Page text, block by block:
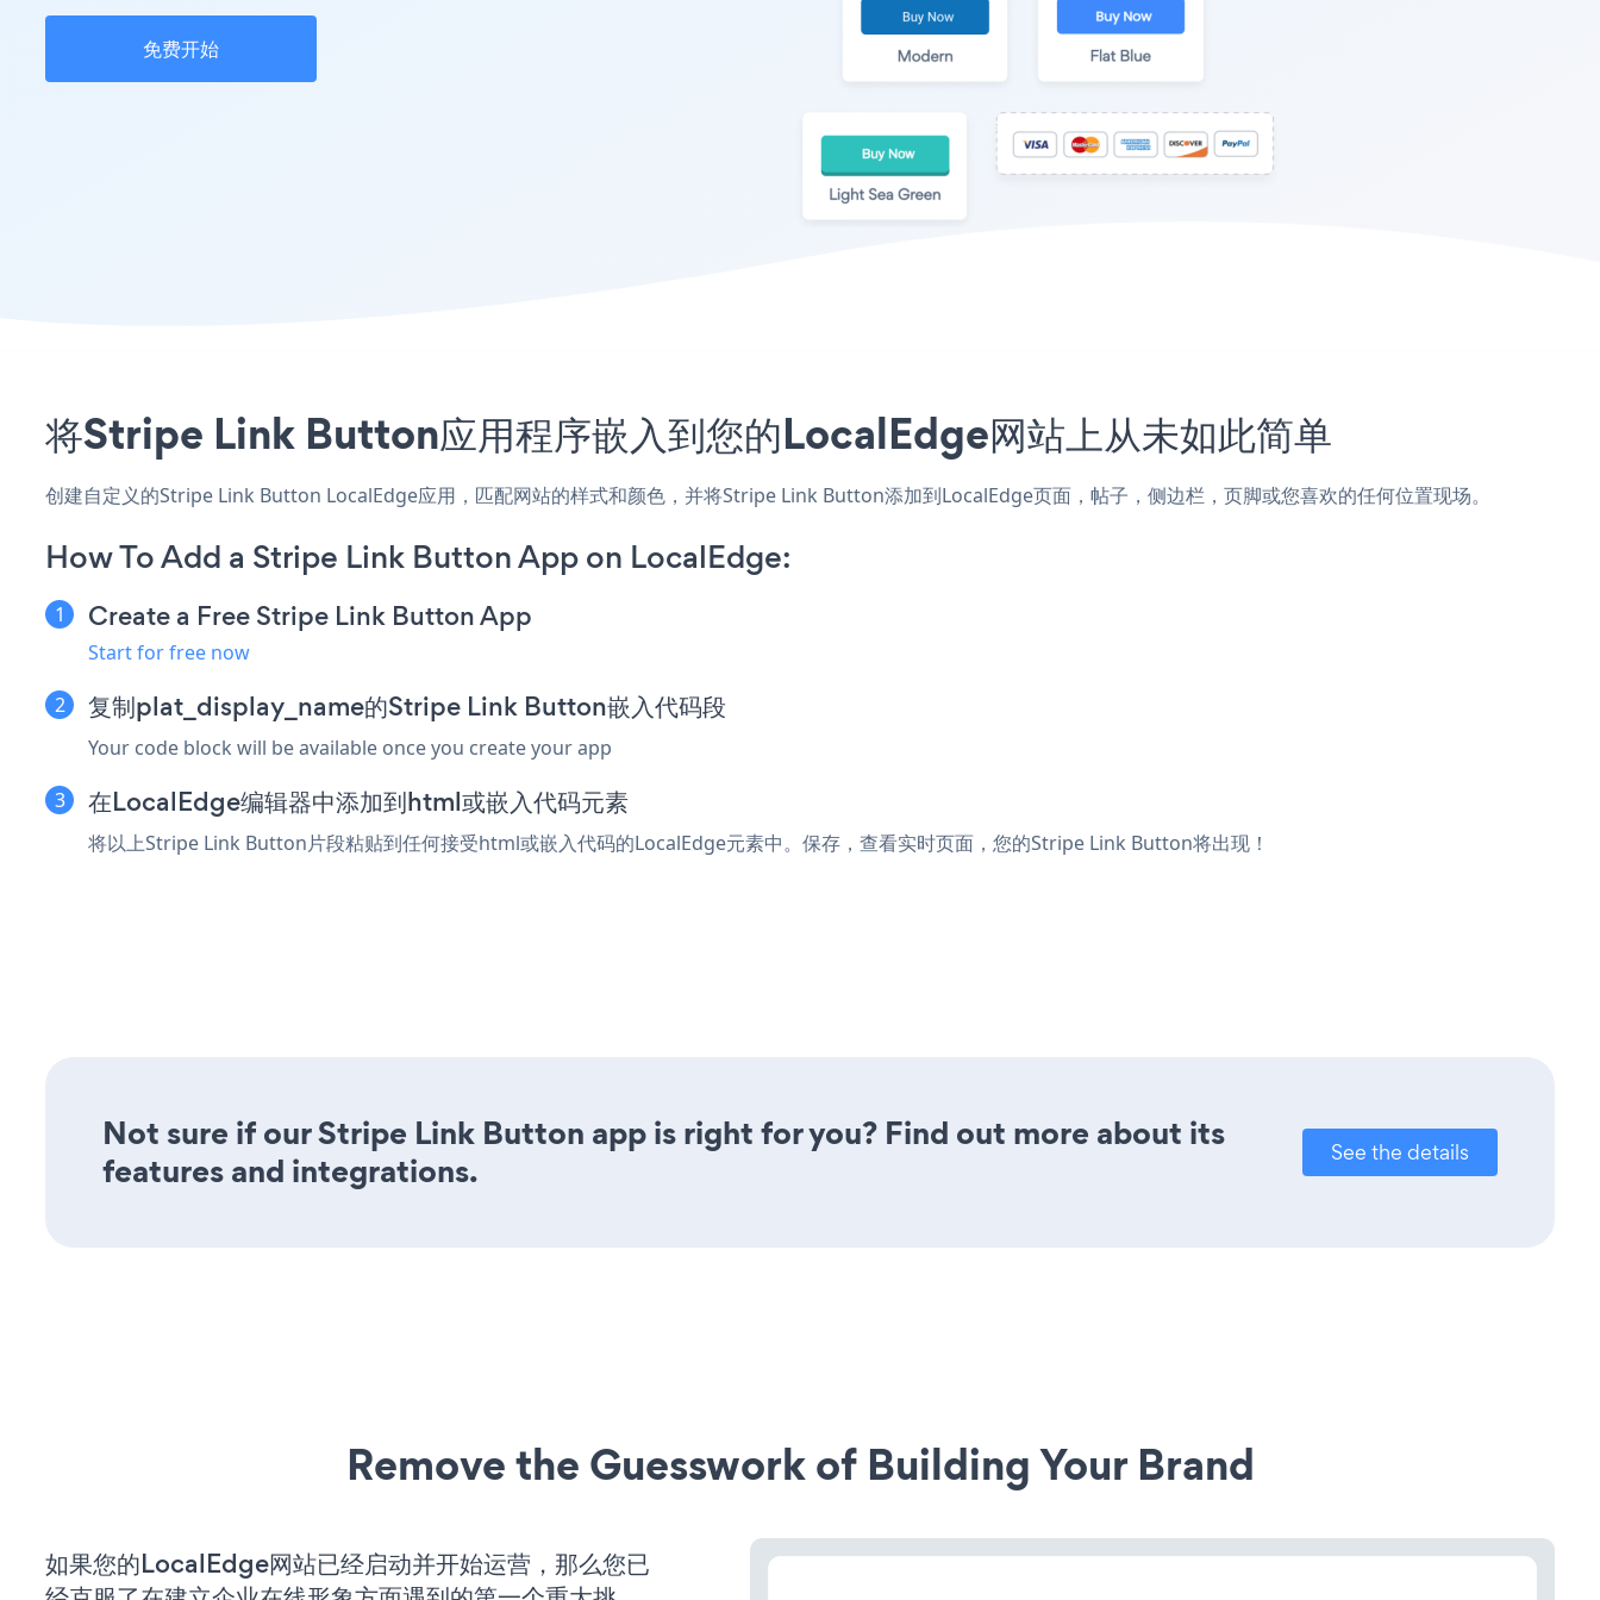
免费开始
将Stripe Link Button应用程序嵌入到您的LocalEdge网站上从未如此简单
创建自定义的Stripe Link Button LocalEdge应用，匹配网站的样式和颜色，并将Stripe Link Button添加到LocalEdge页面，帖子，侧边栏，页脚或您喜欢的任何位置现场。
How To Add a Stripe Link Button App on LocalEdge:
Create a Free Stripe Link Button App
Start for free now
复制plat_display_name的Stripe Link Button嵌入代码段
Your code block will be available once you create your app
在LocalEdge编辑器中添加到html或嵌入代码元素
将以上Stripe Link Button片段粘贴到任何接受html或嵌入代码的LocalEdge元素中。保存，查看实时页面，您的Stripe Link Button将出现！
Not sure if our Stripe Link Button app is right for you? Find out more about its
features and integrations.
See the details
Remove the Guesswork of Building Your Brand
如果您的LocalEdge网站已经启动并开始运营，那么您已